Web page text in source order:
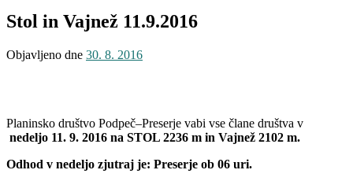
Stol in Vajnež 11.9.2016
Objavljeno dne 30. 8. 2016
Planinsko društvo Podpeč–Preserje vabi vse člane društva v
nedeljo 11. 9. 2016 na STOL 2236 m in Vajnež 2102 m.
Odhod v nedeljo zjutraj je: Preserje ob 06 uri.